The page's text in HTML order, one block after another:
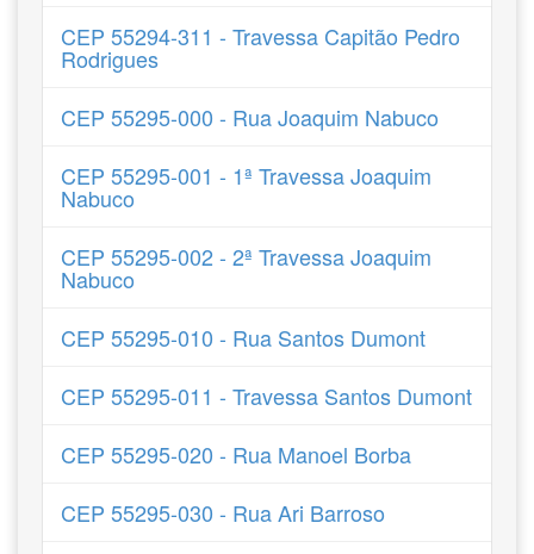
CEP 55294-311 - Travessa Capitão Pedro
Rodrigues
CEP 55295-000 - Rua Joaquim Nabuco
CEP 55295-001 - 1ª Travessa Joaquim
Nabuco
CEP 55295-002 - 2ª Travessa Joaquim
Nabuco
CEP 55295-010 - Rua Santos Dumont
CEP 55295-011 - Travessa Santos Dumont
CEP 55295-020 - Rua Manoel Borba
CEP 55295-030 - Rua Ari Barroso